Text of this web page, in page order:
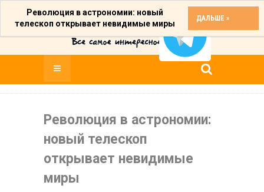
Революция в астрономии: новый
телескоп открывает невидимые миры
ДАЛЬШЕ »
Революция в астрономии:
новый телескоп
открывает невидимые
миры